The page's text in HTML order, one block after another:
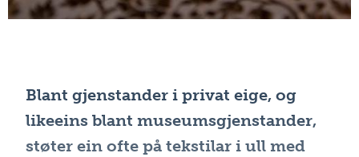
Blant gjenstander i privat eige, og
likeeins blant museumsgjenstander,
støter ein ofte på tekstilar i ull med